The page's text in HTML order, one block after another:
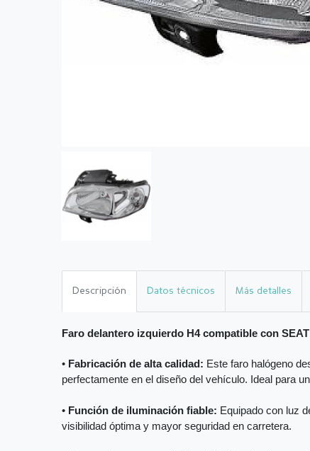
Descripción Datos técnicos Más detalles
Faro delantero izquierdo H4 compatible con
• Fabricación de alta calidad: Este faro halógeno
perfectamente en el diseño del vehículo. Ideal para
• Función de iluminación fiable: Equipado con luz
visibilidad óptima y mayor seguridad en carretera.